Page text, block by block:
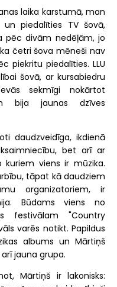
laika karstumā, man
piedalīties TV šovā,
pēc divām nedēļām, jo
četri šova mēneši nav
piekritu piedalīties. LLU
šovā, ar kursabiedru
sekmīgi nokārtot
bija jaunas dzīves
daudzveidīga, ikdienā
bet arī ar
viens ir mūzika.
tāpat kā daudziem
organizatoriem, ir
Būdams viens no
festivālam "Country
varēs notikt. Papildus
albums un Mārtiņš
jauna grupa.
Mārtiņš ir lakonisks: